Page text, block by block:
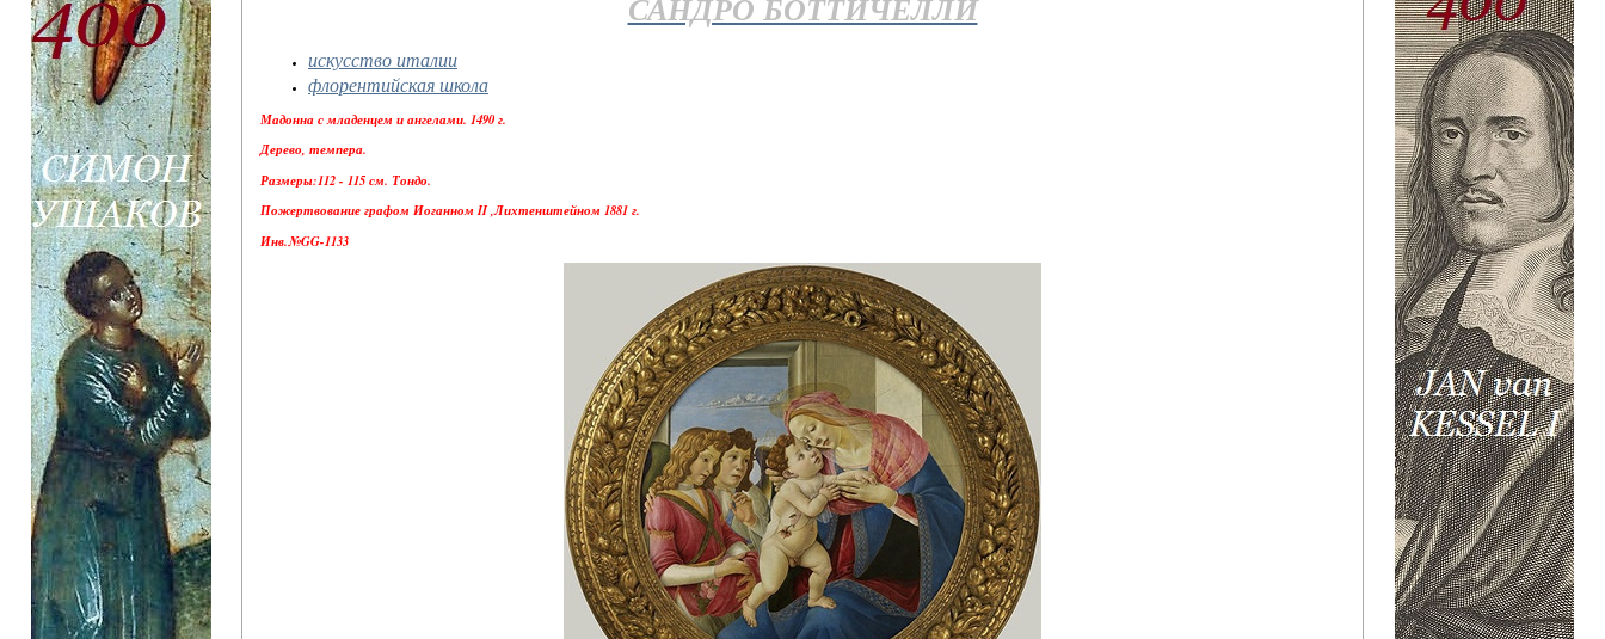
искусство италии
флорентийская школа
Мадонна с младенцем и ангелами. 1490 г.
Дерево, темпера.
Размеры:112 - 115 см. Тондо.
Пожертвование графом Иоганном II ,Лихтенштейном 1881 г.
Инв.№GG-1133